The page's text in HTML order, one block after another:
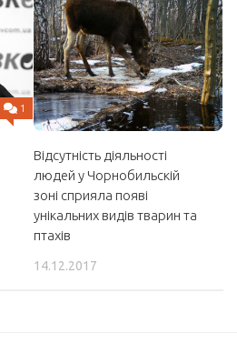
1
Відсутність діяльності
людей у Чорнобильскій
зоні сприяла появі
унікальних видів тварин та
птахів
14.12.2017